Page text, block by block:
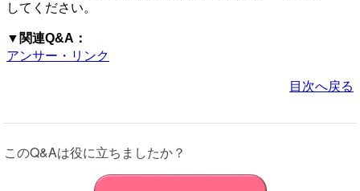
してください。
▼関連Q&A：
アンサー・リンク
目次へ戻る
このQ&Aは役に立ちましたか？